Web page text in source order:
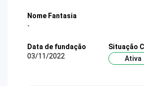
Nome Fantasia
-
Data de fundação
03/11/2022
Situação
Ativa